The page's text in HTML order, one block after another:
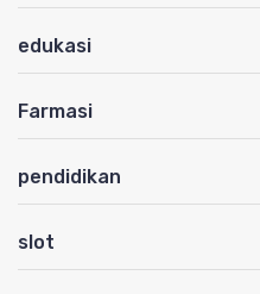
edukasi
Farmasi
pendidikan
slot